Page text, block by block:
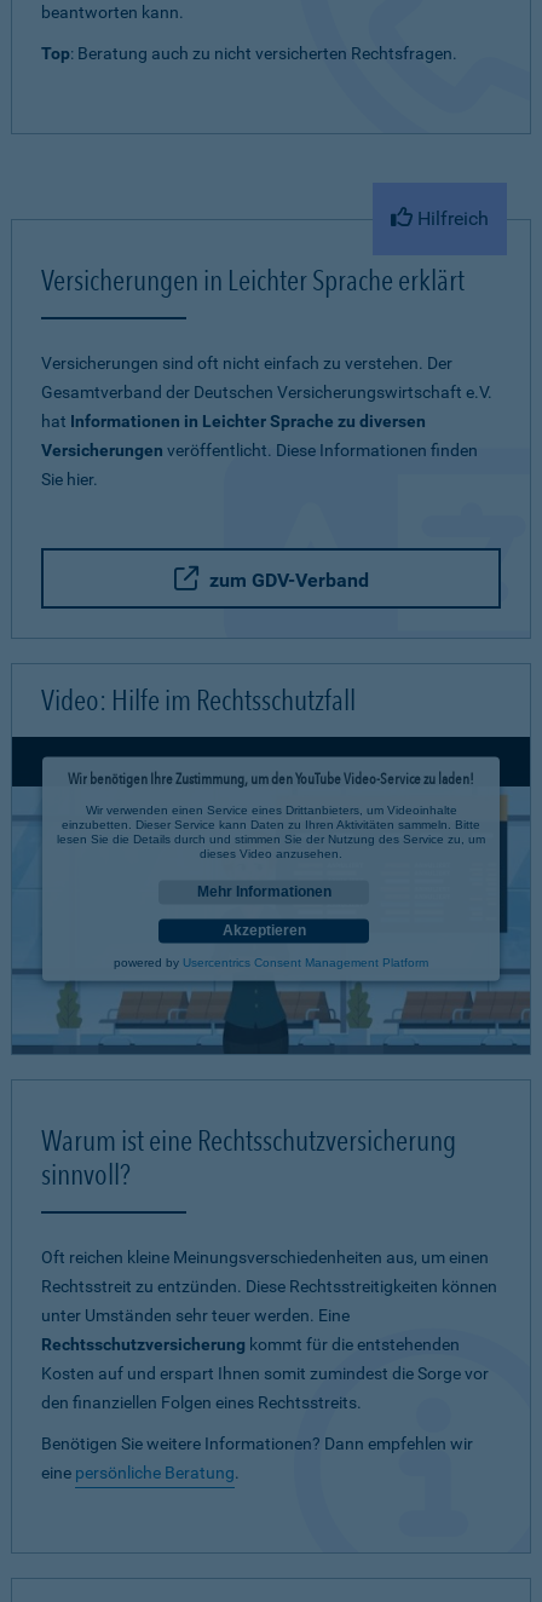
beantworten kann.
Top: Beratung auch zu nicht versicherten Rechtsfragen.
Hilfreich
Versicherungen in Leichter Sprache erklärt
Versicherungen sind oft nicht einfach zu verstehen. Der
Gesamtverband der Deutschen Versicherungswirtschaft e.V.
hat Informationen in Leichter Sprache zu diversen
Versicherungen veröffentlicht. Diese Informationen finden
Sie hier.
zum GDV-Verband
Video: Hilfe im Rechtsschutzfall
Wir benötigen Ihre Zustimmung, um den YouTube Video-Service zu laden!
Wir verwenden einen Service eines Drittanbieters, um Videoinhalte
einzubetten. Dieser Service kann Daten zu Ihren Aktivitäten sammeln. Bitte
lesen Sie die Details durch und stimmen Sie der Nutzung des Service zu, um
dieses Video anzusehen.
Mehr Informationen
Akzeptieren
powered by Usercentrics Consent Management Platform
Warum ist eine Rechtsschutzversicherung
sinnvoll?
Oft reichen kleine Meinungsverschiedenheiten aus, um einen
Rechtsstreit zu entzünden. Diese Rechtsstreitigkeiten können
unter Umständen sehr teuer werden. Eine
Rechtsschutzversicherung kommt für die entstehenden
Kosten auf und erspart Ihnen somit zumindest die Sorge vor
den finanziellen Folgen eines Rechtsstreits.
Benötigen Sie weitere Informationen? Dann empfehlen wir
eine persönliche Beratung.